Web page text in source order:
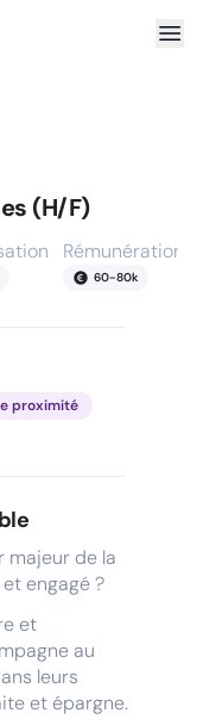
(H/F)
Rémunération
60-80k
proximité
majeur de la
engagé ?
et
au
leurs
et épargne.